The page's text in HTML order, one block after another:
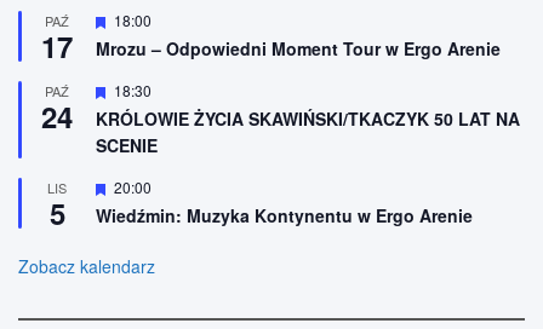
en
o
e
PAŹ
17
W
r
ż
n
i
o
e
18:00
Mrozu – Odpowiedni Moment Tour w Ergo Arenie
PAŹ
24
W
y
r
ó
n
i
o
e
18:30
KRÓLOWIE ŻYCIA SKAWIŃSKI/TKACZYK 50 LAT NA
SCENIE
LIS
5
W
y
r
ż
o
20:00
Wiedźmin: Muzyka Kontynentu w Ergo Arenie
Zobacz kalendarz